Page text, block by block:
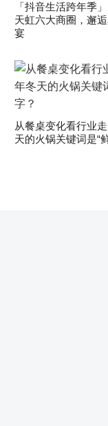
「抖音生活跨年季
天虹六大商圈，邂
宴
从餐桌变化看行业
天的火锅关键词是“